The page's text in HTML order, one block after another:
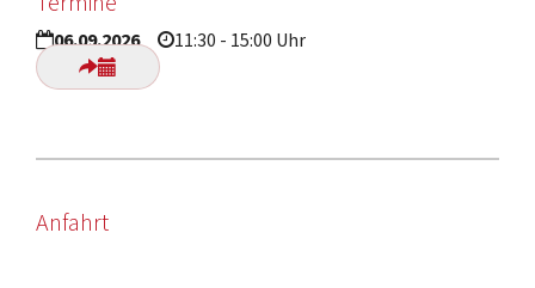
06.09.2026 11:30 - 15:00 Uhr
Anfahrt